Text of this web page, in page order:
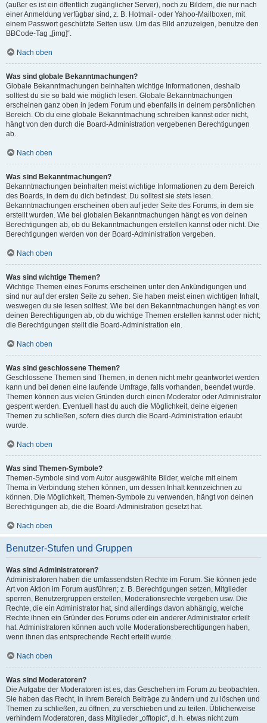
(außer es ist ein öffentlich zugänglicher Server), noch zu Bildern, die nur nach
einer Anmeldung verfügbar sind, z. B. Hotmail- oder Yahoo-Mailboxen, mit
einem Passwort geschützte Seiten usw. Um das Bild anzuzeigen, benutze den
BBCode-Tag „[img]“.
Nach oben
Was sind globale Bekanntmachungen?
Globale Bekanntmachungen beinhalten wichtige Informationen, deshalb
solltest du sie so bald wie möglich lesen. Globale Bekanntmachungen
erscheinen ganz oben in jedem Forum und ebenfalls in deinem persönlichen
Bereich. Ob du eine globale Bekanntmachung schreiben kannst oder nicht,
hängt von den durch die Board-Administration vergebenen Berechtigungen
ab.
Nach oben
Was sind Bekanntmachungen?
Bekanntmachungen beinhalten meist wichtige Informationen zu dem Bereich
des Boards, in dem du dich befindest. Du solltest sie stets lesen.
Bekanntmachungen erscheinen oben auf jeder Seite des Forums, in dem sie
erstellt wurden. Wie bei globalen Bekanntmachungen hängt es von deinen
Berechtigungen ab, ob du Bekanntmachungen erstellen kannst oder nicht. Die
Berechtigungen werden von der Board-Administration vergeben.
Nach oben
Was sind wichtige Themen?
Wichtige Themen eines Forums erscheinen unter den Ankündigungen und
sind nur auf der ersten Seite zu sehen. Sie haben meist einen wichtigen Inhalt,
weswegen du sie lesen solltest. Wie bei den Bekanntmachungen hängt es von
deinen Berechtigungen ab, ob du wichtige Themen erstellen kannst oder nicht;
die Berechtigungen stellt die Board-Administration ein.
Nach oben
Was sind geschlossene Themen?
Geschlossene Themen sind Themen, in denen nicht mehr geantwortet werden
kann und bei denen eine laufende Umfrage, falls vorhanden, beendet wurde.
Themen können aus vielen Gründen durch einen Moderator oder Administrator
gesperrt werden. Eventuell hast du auch die Möglichkeit, deine eigenen
Themen zu schließen, sofern dies durch die Board-Administration erlaubt
wurde.
Nach oben
Was sind Themen-Symbole?
Themen-Symbole sind vom Autor ausgewählte Bilder, welche mit einem
Thema in Verbindung stehen können, um dessen Inhalt kennzeichnen zu
können. Die Möglichkeit, Themen-Symbole zu verwenden, hängt von deinen
Berechtigungen ab, die die Board-Administration gesetzt hat.
Nach oben
Benutzer-Stufen und Gruppen
Was sind Administratoren?
Administratoren haben die umfassendsten Rechte im Forum. Sie können jede
Art von Aktion im Forum ausführen; z. B. Berechtigungen setzen, Mitglieder
sperren, Benutzergruppen erstellen, Moderationsrechte vergeben usw. Die
Rechte, die ein Administrator hat, sind allerdings davon abhängig, welche
Rechte ihnen ein Gründer des Forums oder ein anderer Administrator erteilt
hat. Administratoren können auch volle Moderationsberechtigungen haben,
wenn ihnen das entsprechende Recht erteilt wurde.
Nach oben
Was sind Moderatoren?
Die Aufgabe der Moderatoren ist es, das Geschehen im Forum zu beobachten.
Sie haben das Recht, in ihrem Bereich Beiträge zu ändern und zu löschen und
Themen zu schließen, zu öffnen, zu verschieben und zu teilen. Üblicherweise
verhindern Moderatoren, dass Mitglieder „offtopic“, d. h. etwas nicht zum